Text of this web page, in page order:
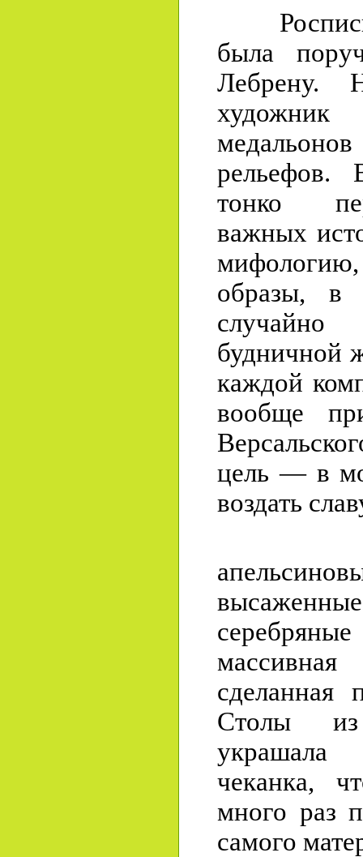
Роспись
была
Лебрену.
рельефов.
тонко
важных
мифологию,
образы, в
будничной
каждой
вообще
цель — в
воздать
массивная
сделанная
Столы из
украшала
чеканка,
много раз
самого